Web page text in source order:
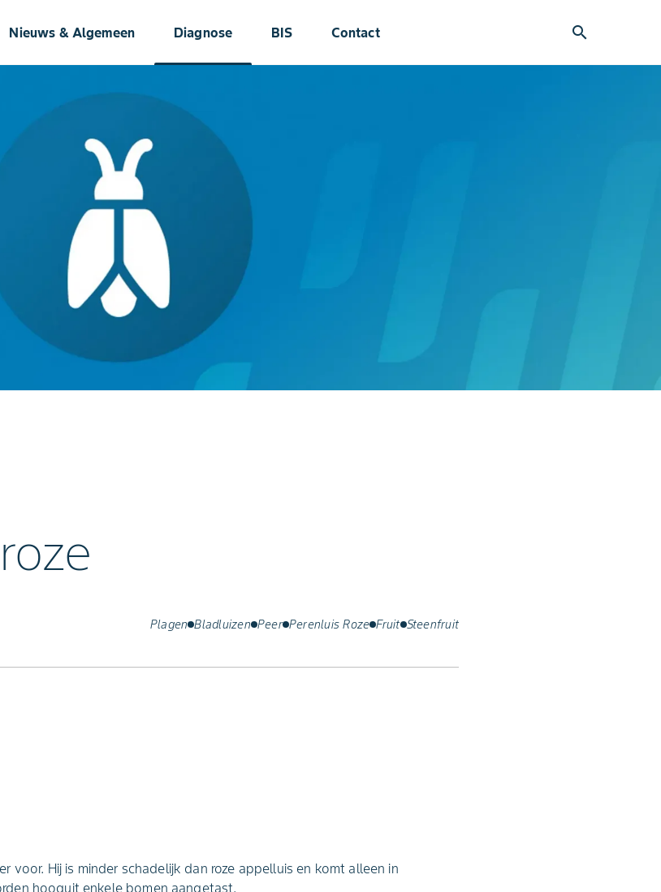
Nieuws & Algemeen Diagnose BIS Contact search
Plagen Bladluizen Peer Perenluis Roze Fruit Steenfruit
voor. Hij is minder schadelijk dan roze appelluis en komt alleen in
hooguit enkele bomen aangetast.